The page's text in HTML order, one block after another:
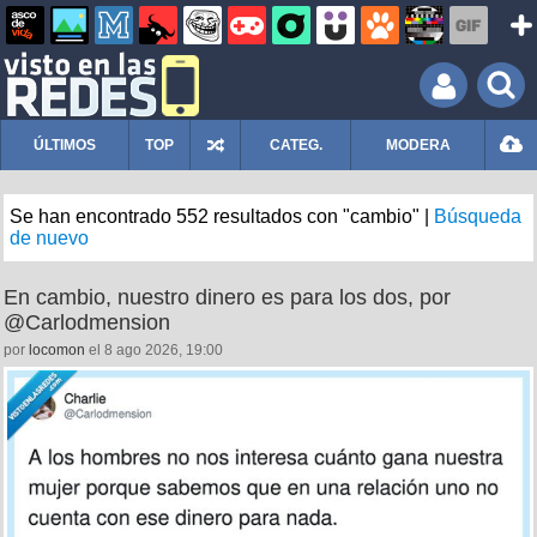
ÚLTIMOS TOP CATEG. MODERA
Se han encontrado 552 resultados con "cambio" |
Búsqueda
de nuevo
En cambio, nuestro dinero es para los dos, por
@Carlodmension
por locomon el 8 ago 2026, 19:00